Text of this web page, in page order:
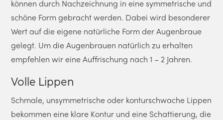
können durch Nachzeichnung in eine symmetrische und
schöne Form gebracht werden. Dabei wird besonderer
Wert auf die eigene natürliche Form der Augenbraue
gelegt. Um die Augenbrauen natürlich zu erhalten
empfehlen wir eine Auffrischung nach 1 – 2 Jahren.
Volle Lippen
Schmale, unsymmetrische oder konturschwache Lippen
bekommen eine klare Kontur und eine Schattierung, die